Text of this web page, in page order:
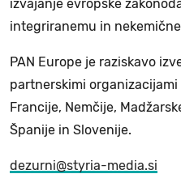
izvajanje evropske
integriranemu in
PAN Europe je raziskavo
partnerskimi
Francije, Nemčije,
Španije in Slovenije.
dezurni@styria-media.si